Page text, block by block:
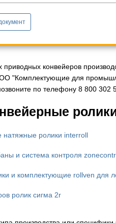
конвейеров
"Комплектующие для
по телефону 8 800 302
натяжные ролики interroll
и система контроля
и комплектующие rollven для
ролик сигма 2r